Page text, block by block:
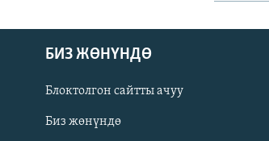
БИЗ ЖӨНҮНДӨ
Блоктолгон сайтты ачуу
Биз жөнүндө